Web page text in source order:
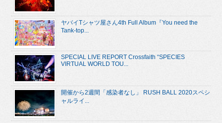
ヤバイTシャツ屋さん4th Full Album『You need the
Tank-top...
SPECIAL LIVE REPORT Crossfaith “SPECIES
VIRTUAL WORLD TOU...
開催から2週間「感染者なし」 RUSH BALL 2020スペシ
ャルライ...